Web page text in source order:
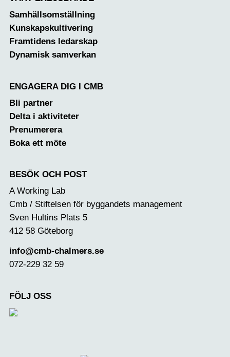
Samhällsomställning
Kunskapskultivering
Framtidens ledarskap
Dynamisk samverkan
ENGAGERA DIG I CMB
Bli partner
Delta i aktiviteter
Prenumerera
Boka ett möte
BESÖK OCH POST
A Working Lab
Cmb / Stiftelsen för byggandets management
Sven Hultins Plats 5
412 58 Göteborg
info@cmb-chalmers.se
072-229 32 59
FÖLJ OSS